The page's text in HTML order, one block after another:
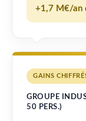
+1,7 M€/an
GAINS
GROUPE
50 PERS.)